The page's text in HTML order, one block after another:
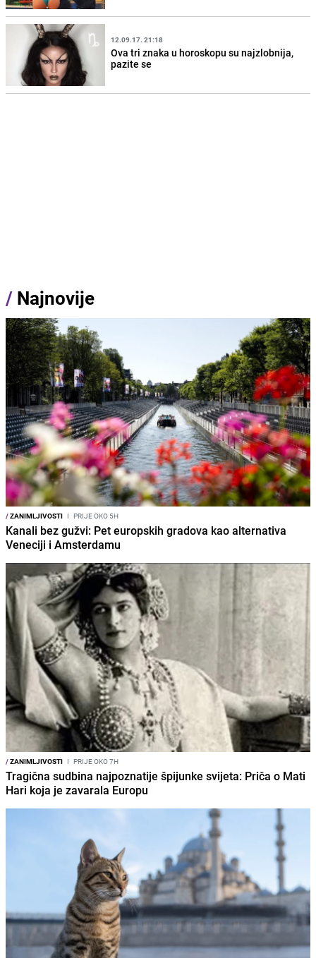
12.09.17. 21:18
Ova tri znaka u horoskopu su najzlobnija,
pazite se
/ Najnovije
/ZANIMLJIVOSTI I PRIJE OKO 5H
Kanali bez gužvi: Pet europskih gradova kao alternativa
Veneciji i Amsterdamu
/ZANIMLJIVOSTI I PRIJE OKO 7H
Tragična sudbina najpoznatije špijunke svijeta: Priča o Mati
Hari koja je zavarala Europu